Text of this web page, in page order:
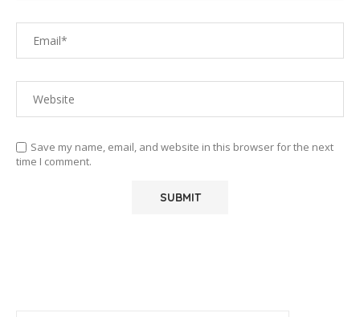
Save my name, email, and website in this browser for the next
time I comment.